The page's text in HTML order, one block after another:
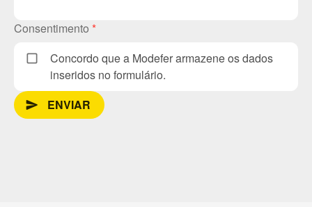
Consentimento *
Concordo que a Modefer armazene os dados
inseridos no formulário.
send_messageENVIAR